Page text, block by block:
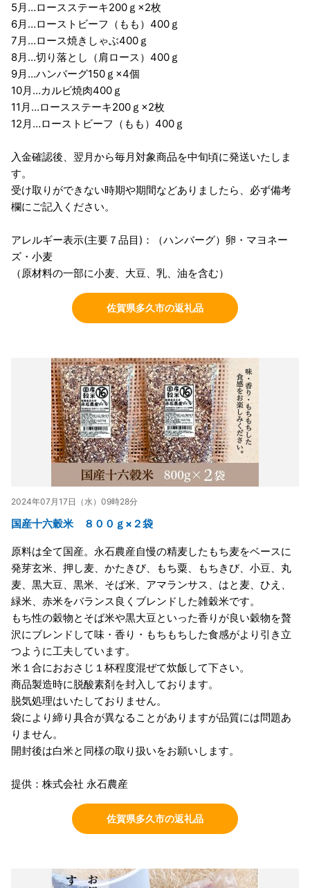
5月…ロースステーキ200ｇ×2枚
6月…ローストビーフ（もも）400ｇ
7月…ロース焼きしゃぶ400ｇ
8月…切り落とし（肩ロース）400ｇ
9月…ハンバーグ150ｇ×4個
10月…カルビ焼肉400ｇ
11月…ロースステーキ200ｇ×2枚
12月…ローストビーフ（もも）400ｇ
入金確認後、翌月から毎月対象商品を中旬頃に発送いたしま
す。
受け取りができない時期や期間などありましたら、必ず備考
欄にご記入ください。
アレルギー表示(主要７品目)：（ハンバーグ）卵・マヨネー
ズ・小麦
（原材料の一部に小麦、大豆、乳、油を含む）
佐賀県多久市の返礼品
2024年07月17日（水）09時28分
国産十六穀米 ８００ｇ×２袋
原料は全て国産。永石農産自慢の精麦したもち麦をベースに
発芽玄米、押し麦、かたきび、もち粟、もちきび、小豆、丸
麦、黒大豆、黒米、そば米、アマランサス、はと麦、ひえ、
緑米、赤米をバランス良くブレンドした雑穀米です。
もち性の穀物とそば米や黒大豆といった香りが良い穀物を贅
沢にブレンドして味・香り・もちもちした食感がより引き立
つように工夫しています。
米１合におおさじ１杯程度混ぜて炊飯して下さい。
商品製造時に脱酸素剤を封入しております。
脱気処理はいたしておりません。
袋により締り具合が異なることがありますが品質には問題あ
りません。
開封後は白米と同様の取り扱いをお願いします。
提供：株式会社 永石農産
佐賀県多久市の返礼品